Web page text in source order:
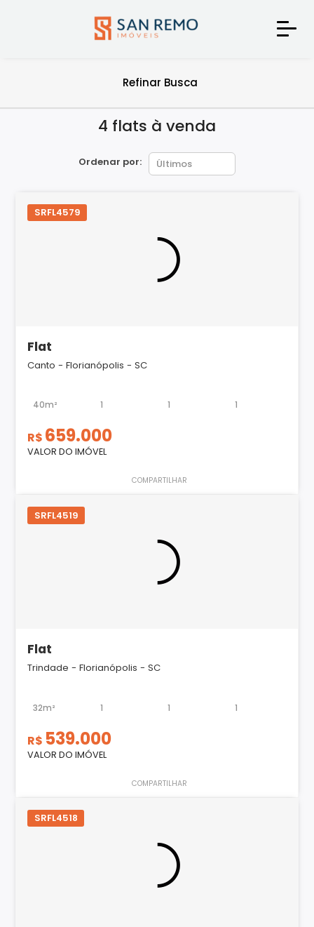
Refinar Busca
4 flats à venda
Ordenar por:
SRFL4579
Flat
Canto - Florianópolis - SC
40m² 1 1 1
R$ 659.000
VALOR DO IMÓVEL
COMPARTILHAR
SRFL4519
Flat
Trindade - Florianópolis - SC
32m² 1 1 1
R$ 539.000
VALOR DO IMÓVEL
COMPARTILHAR
SRFL4518